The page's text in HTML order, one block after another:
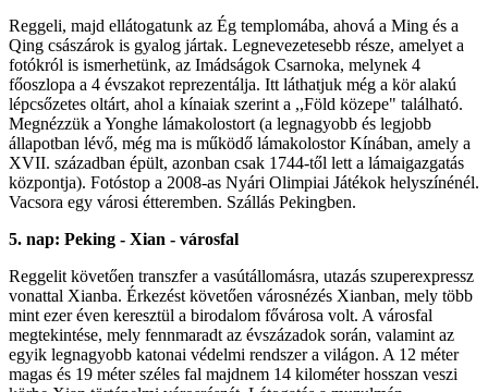
Reggeli, majd ellátogatunk az Ég templomába, ahová a Ming és a
Qing császárok is gyalog jártak. Legnevezetesebb része, amelyet a
fotókról is ismerhetünk, az Imádságok Csarnoka, melynek 4
főoszlopa a 4 évszakot reprezentálja. Itt láthatjuk még a kör alakú
lépcsőzetes oltárt, ahol a kínaiak szerint a ,,Föld közepe" található.
Megnézzük a Yonghe lámakolostort (a legnagyobb és legjobb
állapotban lévő, még ma is működő lámakolostor Kínában, amely a
XVII. században épült, azonban csak 1744-től lett a lámaigazgatás
központja). Fotóstop a 2008-as Nyári Olimpiai Játékok helyszínénél.
Vacsora egy városi étteremben. Szállás Pekingben.
5. nap: Peking - Xian - városfal
Reggelit követően transzfer a vasútállomásra, utazás szuperexpressz
vonattal Xianba. Érkezést követően városnézés Xianban, mely több
mint ezer éven keresztül a birodalom fővárosa volt. A városfal
megtekintése, mely fennmaradt az évszázadok során, valamint az
egyik legnagyobb katonai védelmi rendszer a világon. A 12 méter
magas és 19 méter széles fal majdnem 14 kilométer hosszan veszi